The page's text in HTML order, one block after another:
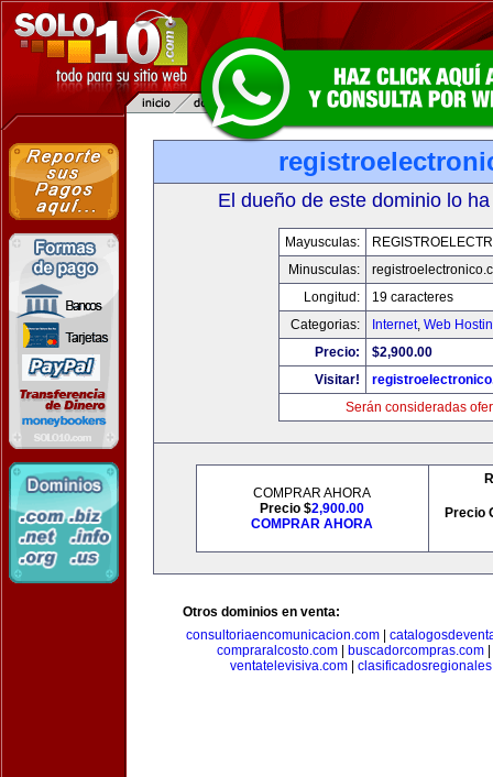
El dueño de este dominio lo
Mayusculas:
Minusculas:
Longitud:
19 caracteres
Categorias:
Internet, Web
Precio:
$2,900.00
Visitar!
Serán consideradas
COMPRAR AHORA
Precio $2,900.00
COMPRAR AHORA
Precio
Otros dominios en venta:
consultoriaencomunicacion.com
compraralcosto.com| buscadorcompras.com|
ventatelevisiva.com